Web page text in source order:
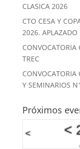
CLASICA 2026
CTO CESA Y
2026. APLAZADO
CONVOCATORIA
TREC
CONVOCATORIA
Y SEMINARIOS
Próximos
< <